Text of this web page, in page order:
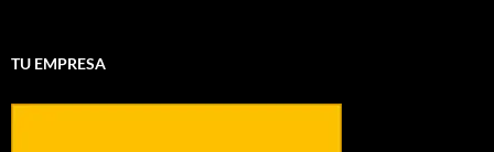
TU EMPRESA